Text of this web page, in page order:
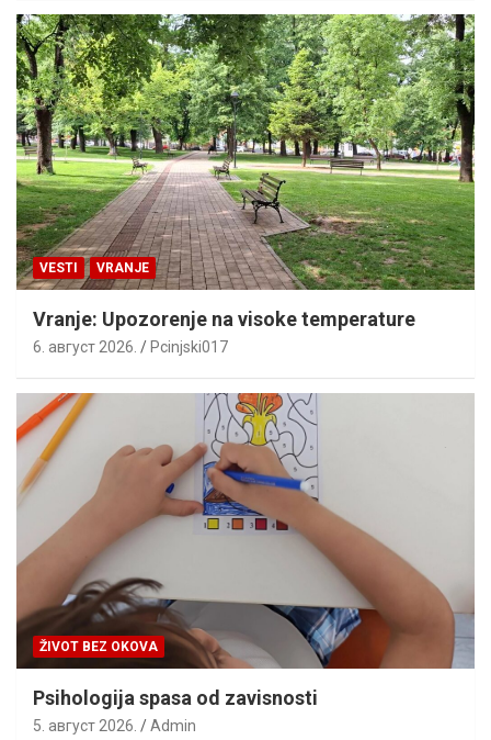
VESTI VRANJE
Vranje: Upozorenje na visoke temperature
6. август 2026. Pcinjski017
ŽIVOT BEZ OKOVA
Psihologija spasa od zavisnosti
5. август 2026. Admin